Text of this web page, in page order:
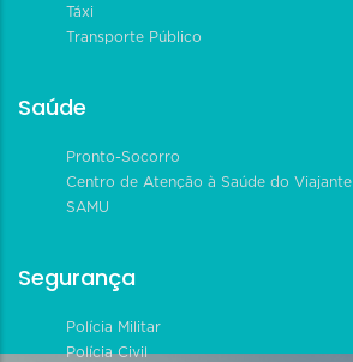
Táxi
Transporte Público
Saúde
Pronto-Socorro
Centro de Atenção à Saúde do Viajante
SAMU
Segurança
Polícia Militar
Polícia Civil